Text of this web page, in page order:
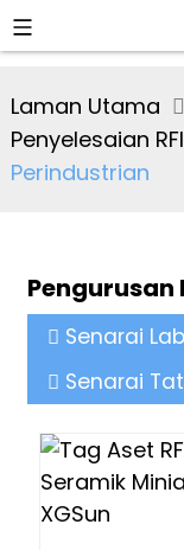
Laman Utama
Penyelesaian
Perindustrian
Senarai
Senarai